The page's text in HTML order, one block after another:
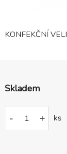
KONFEKČNÍ
Skladem
- + ks